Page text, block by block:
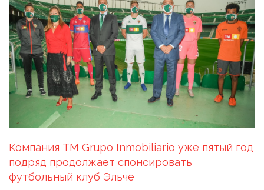
Компания TM Grupo Inmobiliario уже пятый год
подряд продолжает спонсировать
футбольный клуб Эльче